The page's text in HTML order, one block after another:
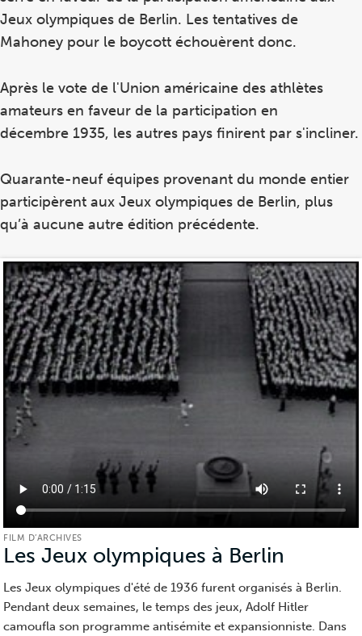
Jeux olympiques de Berlin. Les tentatives de
Mahoney pour le boycott échouèrent donc.
Après le vote de l'Union américaine des athlètes
amateurs en faveur de la participation en
décembre 1935, les autres pays finirent par s'incliner.
Quarante-neuf équipes provenant du monde entier
participèrent aux Jeux olympiques de Berlin, plus
qu’à aucune autre édition précédente.
FILM D’ARCHIVES
Les Jeux olympiques à Berlin
Les Jeux olympiques d'été de 1936 furent organisés à Berlin.
Pendant deux semaines, le temps des jeux, Adolf Hitler
camoufla son programme antisémite et expansionniste. Dans